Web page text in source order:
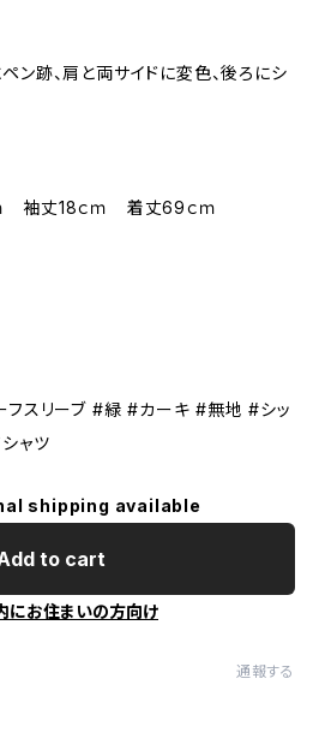
ペン跡、肩と両サイドに変色、後ろにシ
袖丈18ｃｍ 着丈69ｃｍ
フスリーブ #緑 #カーキ #無地 #シッ
ャツ
shipping available
to cart
にお住まいの方向け
通報する